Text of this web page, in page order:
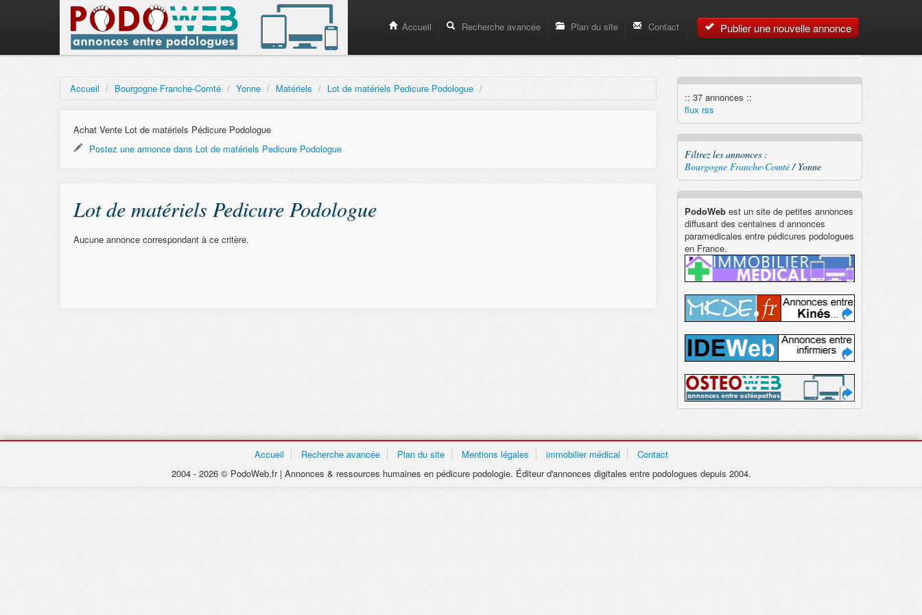
Publier une nouvelle annonce
Accueil Recherche avancée Plan du site Contact
Accueil / Bourgogne Franche-Comté / Yonne / Matériels / Lot de matériels Pedicure Podologue /
Achat Vente Lot de matériels Pédicure Podologue
Postez une annonce dans Lot de matériels Pedicure Podologue
Lot de matériels Pedicure Podologue
Aucune annonce correspondant à ce critère.
:: 37 annonces ::
flux rss
Filtrez les annonces :
Bourgogne Franche-Comté/ Yonne
PodoWeb est un site de petites annonces
diffusant des centaines d annonces
paramedicales entre pédicures podologues
en France.
Accueil Recherche avancée Plan du site Mentions légales immobilier médical
Contact
2004 - 2026 © PodoWeb.fr | Annonces & ressources humaines en pédicure podologie. Éditeur d'annonces digitales entre podologues depuis 2004.